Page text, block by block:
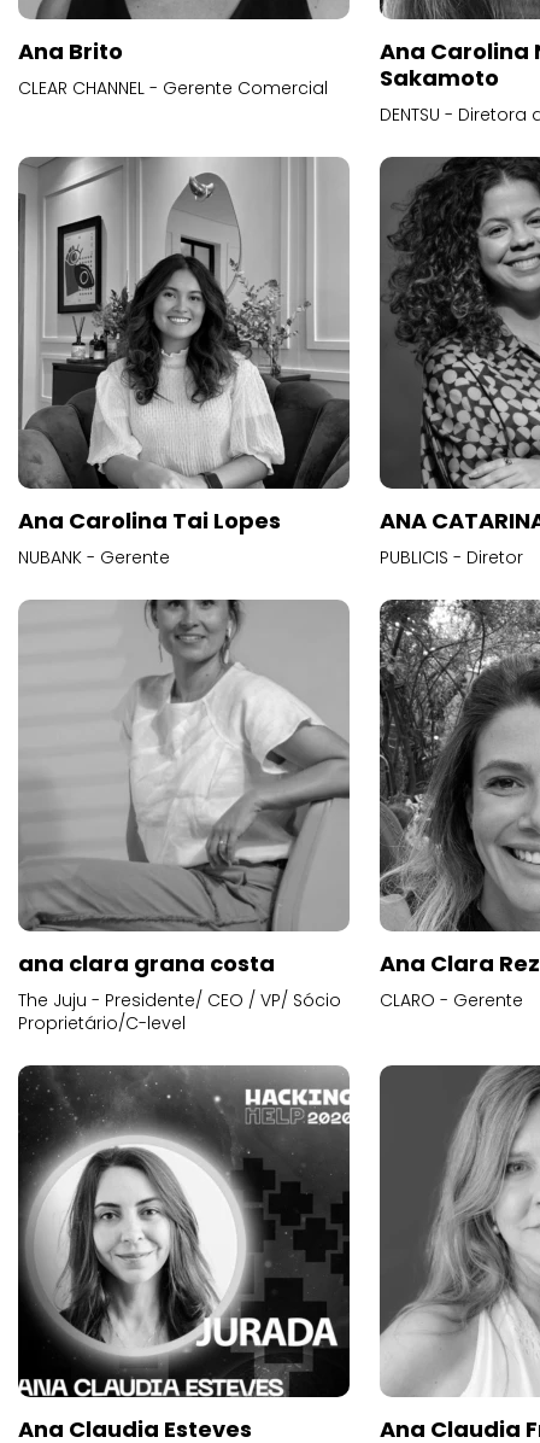
Ana Brito
CLEAR CHANNEL - Gerente Comercial
Ana Carolina
Sakamoto
DENTSU -
Ana Carolina Tai Lopes
NUBANK - Gerente
ANA
PUBLICIS - Diretor
ana clara grana costa
The Juju - Presidente/ CEO / VP/ Sócio
Proprietário/C-level
Ana Clara
CLARO - Gerente
Ana Claudia Esteves
Ana Claudia